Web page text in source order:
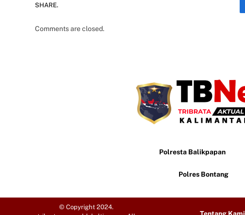
SHARE.
Comments are closed.
Polresta Balikpapan
Polres Bontang
© Copyright 2024.